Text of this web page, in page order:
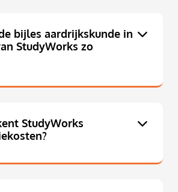
bijles aardrijkskunde in
StudyWorks zo
StudyWorks